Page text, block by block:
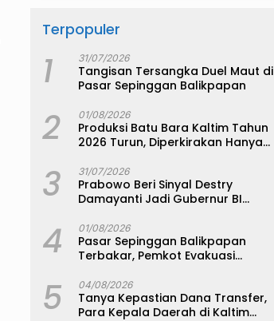
Terpopuler
1 31/07/2026
Tangisan Tersangka Duel Maut di
Pasar Sepinggan Balikpapan
2 01/08/2026
Produksi Batu Bara Kaltim Tahun
2026 Turun, Diperkirakan Hanya
3 31/07/2026
Prabowo Beri Sinyal Destry
Damayanti Jadi Gubernur BI
4 01/08/2026
Pasar Sepinggan Balikpapan
Terbakar, Pemkot Evakuasi
5 04/08/2026
Tanya Kepastian Dana Transfer,
Para Kepala Daerah di Kaltim